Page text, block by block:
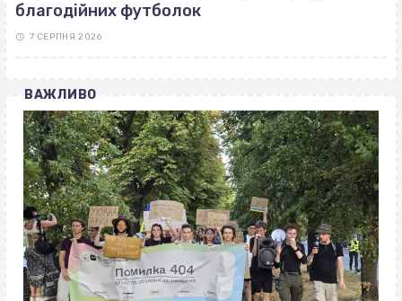
благодійних футболок
7 СЕРПНЯ 2026
ВАЖЛИВО